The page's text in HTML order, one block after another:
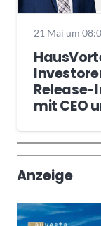
21 Mai um
Release-
mit CEO
Anzeige